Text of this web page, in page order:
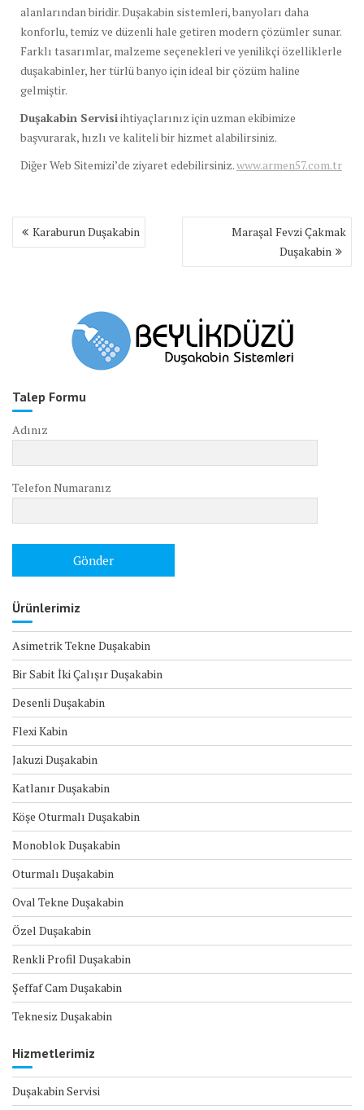
alanlarından biridir. Duşakabin sistemleri, banyoları daha
konforlu, temiz ve düzenli hale getiren modern çözümler sunar.
Farklı tasarımlar, malzeme seçenekleri ve yenilikçi özelliklerle
duşakabinler, her türlü banyo için ideal bir çözüm haline
gelmiştir.
Duşakabin Servisiihtiyaçlarınız için uzman ekibimize
başvurarak, hızlı ve kaliteli bir hizmet alabilirsiniz.
Diğer Web Sitemizi’de ziyaret edebilirsiniz.www.armen57.com.tr
Yazı
gezinmesi
Karaburun Duşakabin
Maraşal Fevzi Çakmak
Duşakabin
Talep Formu
Adınız
Telefon Numaranız
Ürünlerimiz
Asimetrik Tekne Duşakabin
Bir Sabit İki Çalışır Duşakabin
Desenli Duşakabin
Flexi Kabin
Jakuzi Duşakabin
Katlanır Duşakabin
Köşe Oturmalı Duşakabin
Monoblok Duşakabin
Oturmalı Duşakabin
Oval Tekne Duşakabin
Özel Duşakabin
Renkli Profil Duşakabin
Şeffaf Cam Duşakabin
Teknesiz Duşakabin
Hizmetlerimiz
Duşakabin Servisi